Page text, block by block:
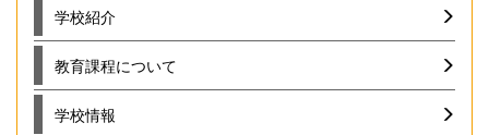
学校紹介
教育課程について
学校情報